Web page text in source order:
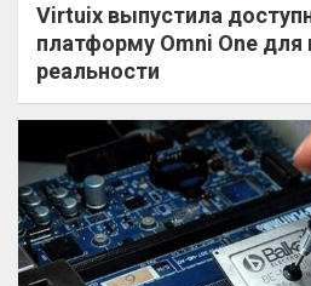
Virtuix выпустила
платформу Omni One для
реальности